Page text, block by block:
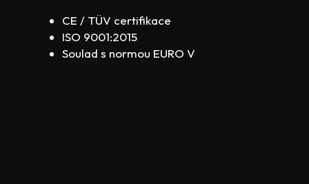
CE / TÜV certifikace
ISO 9001:2015
Soulad s normou EURO V